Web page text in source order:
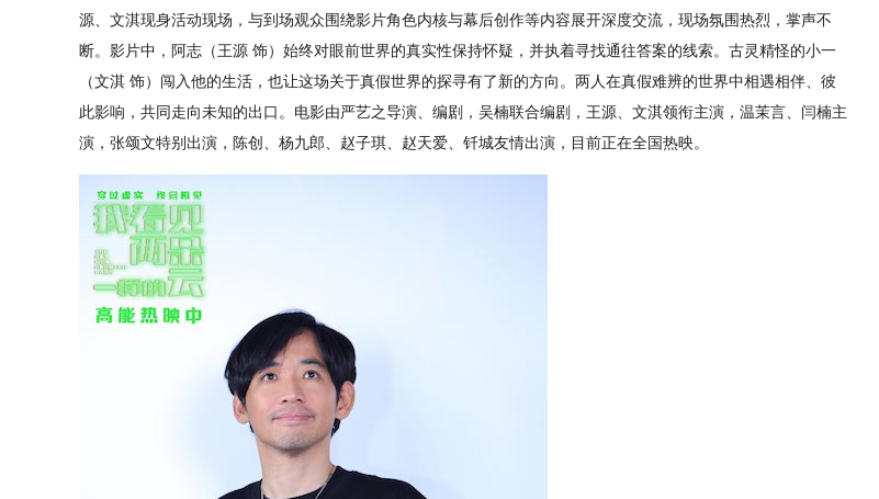
源、文淇现身活动现场，与到场观众围绕影片角色内核与幕后创作等内容展开深度交流，现场氛围热烈，掌声不
断。影片中，阿志（王源 饰）始终对眼前世界的真实性保持怀疑，并执着寻找通往答案的线索。古灵精怪的小一
（文淇 饰）闯入他的生活，也让这场关于真假世界的探寻有了新的方向。两人在真假难辨的世界中相遇相伴、彼
此影响，共同走向未知的出口。电影由严艺之导演、编剧，吴楠联合编剧，王源、文淇领衔主演，温茉言、闫楠主
演，张颂文特别出演，陈创、杨九郎、赵子琪、赵天爱、钎城友情出演，目前正在全国热映。